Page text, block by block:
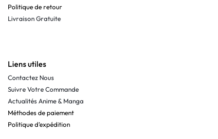
Politique de retour
Livraison Gratuite
Liens utiles
Contactez Nous
Suivre Votre Commande
Actualités Anime & Manga
Méthodes de paiement
Politique d’expédition